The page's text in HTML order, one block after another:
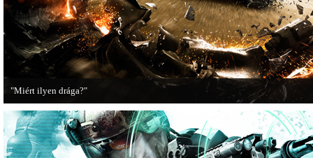
"Miért ilyen drága?"
A PC Guru utánajárt, miért kerülnek olyan sokba a AAA-kategóriás